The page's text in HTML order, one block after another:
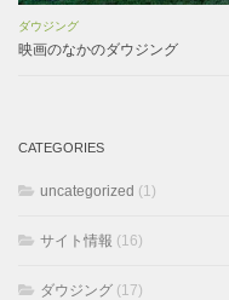
ダウジング
映画のなかのダウジング
CATEGORIES
uncategorized (1)
サイト情報 (16)
ダウジング (17)